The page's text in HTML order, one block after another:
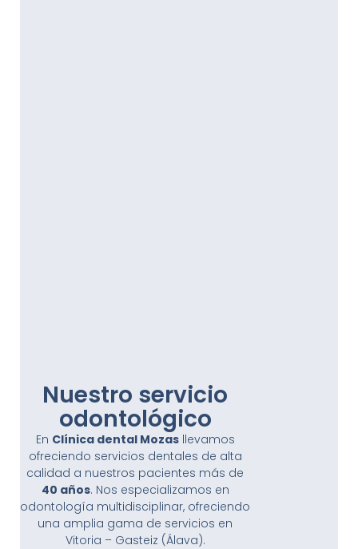
Nuestro servicio
odontológico
En Clínica dental Mozasllevamos
ofreciendo servicios dentales de alta
calidad a nuestros pacientes más de
40 años. Nos especializamos en
odontología multidisciplinar, ofreciendo
una amplia gama de servicios en
Vitoria – Gasteiz (Álava).